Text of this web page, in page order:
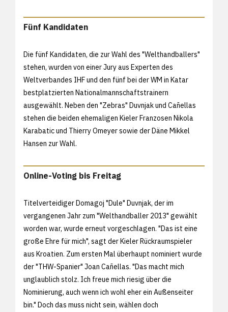
Fünf Kandidaten
Die fünf Kandidaten, die zur Wahl des "Welthandballers"
stehen, wurden von einer Jury aus Experten des
Weltverbandes IHF und den fünf bei der WM in Katar
bestplatzierten Nationalmannschaftstrainern
ausgewählt. Neben den "Zebras" Duvnjak und Cañellas
stehen die beiden ehemaligen Kieler Franzosen Nikola
Karabatic und Thierry Omeyer sowie der Däne Mikkel
Hansen zur Wahl.
Online-Voting bis Freitag
Titelverteidiger Domagoj "Dule" Duvnjak, der im
vergangenen Jahr zum "Welthandballer 2013" gewählt
worden war, wurde erneut vorgeschlagen. "Das ist eine
große Ehre für mich", sagt der Kieler Rückraumspieler
aus Kroatien. Zum ersten Mal überhaupt nominiert wurde
der "THW-Spanier" Joan Cañellas. "Das macht mich
unglaublich stolz. Ich freue mich riesig über die
Nominierung, auch wenn ich wohl eher ein Außenseiter
bin." Doch das muss nicht sein, wählen doch